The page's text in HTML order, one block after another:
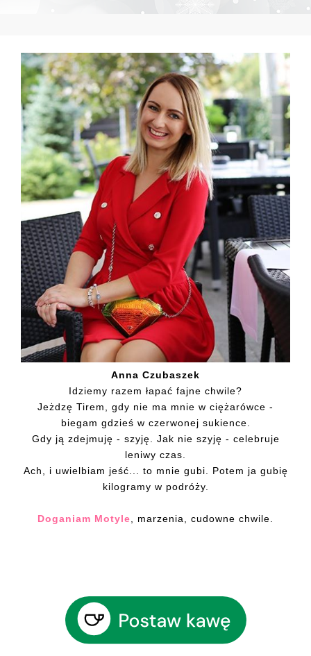
Anna Czubaszek
Idziemy razem łapać fajne chwile?
Jeżdzę Tirem, gdy nie ma mnie w ciężarówce -
biegam gdzieś w czerwonej sukience.
Gdy ją zdejmuję - szyję. Jak nie szyję - celebruje
leniwy czas.
Ach, i uwielbiam jeść... to mnie gubi. Potem ja gubię
kilogramy w podróży.
Doganiam Motyle , marzenia, cudowne chwile.